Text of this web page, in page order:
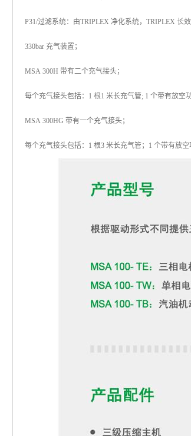
P31/过滤系统：由TRIPLEX 净化系统，TRIPLEX 长
330bar 充气装置；
MSA 300H 带有二个充气接头；
每个充气接头包括：1 根1 米长充气管; 1 个带有放空
MSA 300HG 带有一个充气接头；
每个充气接头包括：1 根3 米长充气管；1 个带有放